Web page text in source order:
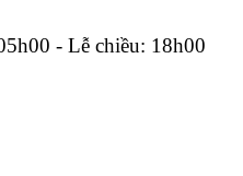
- Lễ chiều: 18h00